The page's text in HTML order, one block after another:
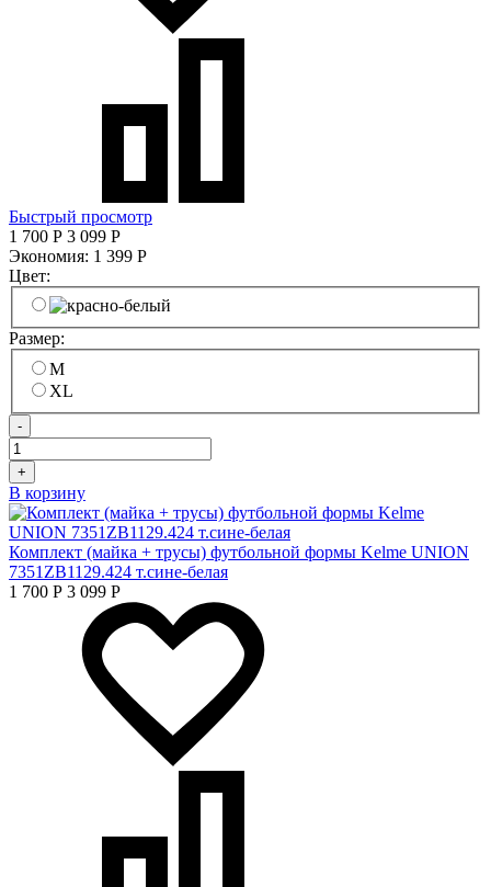
Быстрый просмотр
1 700 Р 3 099 Р
Экономия: 1 399 Р
Цвет:
Размер:
M
XL
-
+
В корзину
Комплект (майка + трусы) футбольной формы Kelme UNION
7351ZB1129.424 т.сине-белая
1 700 Р 3 099 Р